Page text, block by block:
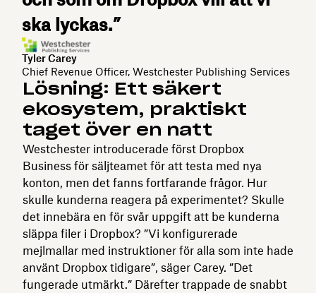
ska lyckas.”
Tyler Carey
Chief Revenue Officer, Westchester Publishing Services
Lösning: Ett säkert
ekosystem, praktiskt
taget över en natt
Westchester introducerade först Dropbox
Business för säljteamet för att testa med nya
konton, men det fanns fortfarande frågor. Hur
skulle kunderna reagera på experimentet? Skulle
det innebära en för svår uppgift att be kunderna
släppa filer i Dropbox? ”Vi konfigurerade
mejlmallar med instruktioner för alla som inte hade
använt Dropbox tidigare”, säger Carey. ”Det
fungerade utmärkt.” Därefter trappade de snabbt